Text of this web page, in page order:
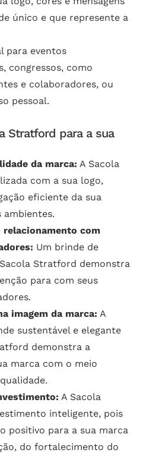
único e que represente a
para eventos
congressos, como
e colaboradores, ou
pessoal.
Stratford para a sua
da marca: A Sacola
com a sua logo,
eficiente da sua
ambientes.
com
Um brinde de
Stratford demonstra
para com seus
imagem da marca: A
sustentável e elegante
demonstra a
marca com o meio
A Sacola
inteligente, pois
positivo para a sua marca
do fortalecimento do